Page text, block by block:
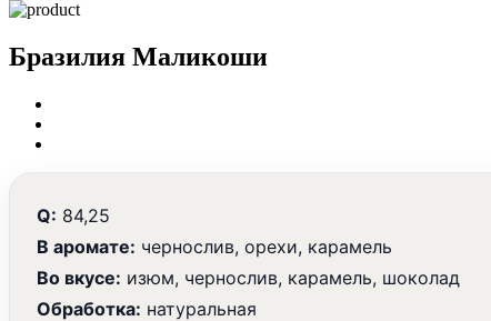
Бразилия Маликоши
Q: 84,25
В аромате: чернослив, орехи, карамель
Во вкусе: изюм, чернослив, карамель, шоколад
Обработка: натуральная